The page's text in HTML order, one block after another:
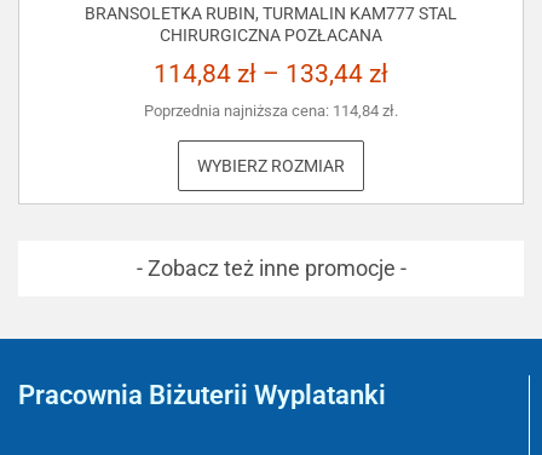
BRANSOLETKA RUBIN, TURMALIN KAM777 STAL
CHIRURGICZNA POZŁACANA
114,84 zł – 133,44 zł
Poprzednia najniższa cena: 114,84 zł.
WYBIERZ ROZMIAR
- Zobacz też inne promocje -
Pracownia Biżuterii Wyplatanki